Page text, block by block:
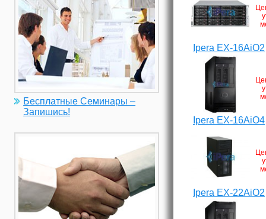
Бесплатные Семинары –
Запишись!
Ipera EX-16AiO2
Ipera EX-16AiO4
Ipera EX-22AiO2